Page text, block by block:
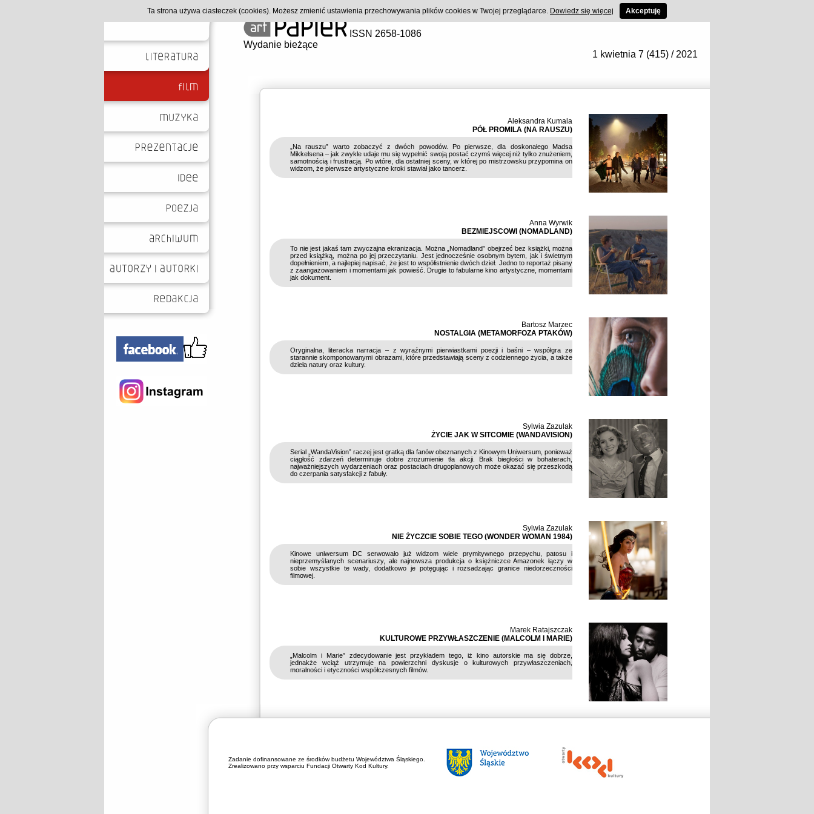
ISSN 2658-1086
Wydanie bieżące
1 kwietnia 7 (415) / 2021
Aleksandra Kumala
PÓŁ PROMILA (NA RAUSZU)
„Na rauszu” warto zobaczyć z dwóch powodów. Po pierwsze, dla doskonałego Madsa
Mikkelsena – jak zwykle udaje mu się wypełnić swoją postać czymś więcej niż tylko znużeniem,
samotnością i frustracją. Po wtóre, dla ostatniej sceny, w której po mistrzowsku przypomina on
widzom, że pierwsze artystyczne kroki stawiał jako tancerz.
Anna Wyrwik
BEZMIEJSCOWI (NOMADLAND)
To nie jest jakaś tam zwyczajna ekranizacja. Można „Nomadland” obejrzeć bez książki, można
przed książką, można po jej przeczytaniu. Jest jednocześnie osobnym bytem, jak i świetnym
dopełnieniem, a najlepiej napisać, że jest to współistnienie dwóch dzieł. Jedno to reportaż pisany
z zaangażowaniem i momentami jak powieść. Drugie to fabularne kino artystyczne, momentami
jak dokument.
Bartosz Marzec
NOSTALGIA (METAMORFOZA PTAKÓW)
Oryginalna, literacka narracja – z wyraźnymi pierwiastkami poezji i baśni – współgra ze
starannie skomponowanymi obrazami, które przedstawiają sceny z codziennego życia, a także
dzieła natury oraz kultury.
Sylwia Zazulak
ŻYCIE JAK W SITCOMIE (WANDAVISION)
Serial „WandaVision” raczej jest gratką dla fanów obeznanych z Kinowym Uniwersum, ponieważ
ciągłość zdarzeń determinuje dobre zrozumienie tła akcji. Brak biegłości w bohaterach,
najważniejszych wydarzeniach oraz postaciach drugoplanowych może okazać się przeszkodą
do czerpania satysfakcji z fabuły.
Sylwia Zazulak
NIE ŻYCZCIE SOBIE TEGO (WONDER WOMAN 1984)
Kinowe uniwersum DC serwowało już widzom wiele prymitywnego przepychu, patosu i
nieprzemyślanych scenariuszy, ale najnowsza produkcja o księżniczce Amazonek łączy w
sobie wszystkie te wady, dodatkowo je potęgując i rozsadzając granice niedorzeczności
filmowej.
Marek Ratajszczak
KULTUROWE PRZYWŁASZCZENIE (MALCOLM I MARIE)
„Malcolm i Marie” zdecydowanie jest przykładem tego, iż kino autorskie ma się dobrze,
jednakże wciąż utrzymuje na powierzchni dyskusje o kulturowych przywłaszczeniach,
moralności i etyczności współczesnych filmów.
Zadanie dofinansowane ze środków budżetu Województwa Śląskiego.
Zrealizowano przy wsparciu Fundacji Otwarty Kod Kultury.
Ta strona używa ciasteczek (cookies). Możesz zmienić ustawienia przechowywania plików cookies w Twojej przeglądarce. Dowiedz się więcej Akceptuję